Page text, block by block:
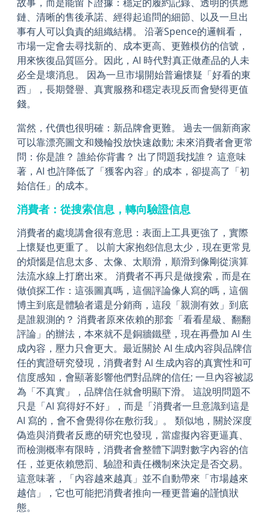
鏈、清晰的售後承諾、經得起追問的細節、以及一旦出
事有人可以負責的組織結構。 沿著Spence的邏輯看，
市場一定會去尋找新的、成本更高、更難模仿的信號，
用來恢復品質區分。因此，AI 時代對真正做產品的人未
必全是壞消息。 因為一旦市場開始普遍懷疑「好看的東
西」，長期聲譽、真實服務和穩定表現反而會變得更值
錢。
當然，代價也很明確：新品牌會更難。 過去一個新商家
可以靠漂亮圖文和幾輪投放快速啟動; 未來消費者會更常
問：你是誰？ 誰給你背書？ 出了問題我找誰？ 這意味
著，AI 也許降低了「獲客內容」的成本，卻提高了「初
始信任」的成本。
消費者：從搜索信息，轉向驗證信息
消費者的處境講會很有意思：表面上工具更強了，實際
上懷疑也更重了。 以前大家抱怨信息太少，現在更常見
的煩惱是信息太多、太像、太順滑，順滑到像剛從演算
法流水線上打磨出來。 消費者不再只是做搜索，而是在
做偵探工作：這張圖真嗎，這個評論像人寫的嗎，這個
博主到底是體驗者還是分銷商，這段「親測有效」到底
是誰親測的？ 消費者原來依賴的那套「看看星級、翻翻
評論」的辦法，本來就不是銅牆鐵壁，現在再疊加 AI 生
成內容，壓力只會更大。最近關於 AI 生成內容與品牌信
任的實證研究發現，消費者對 AI 生成內容的真實性和可
信度感知，會顯著影響他們對品牌的信任; 一旦內容被認
為「不真實」，品牌信任就會明顯下滑。 這說明問題不
只是「AI 寫得好不好」，而是「消費者一旦意識到這是
AI 寫的，會不會覺得你在敷衍我」。 類似地，關於深度
偽造與消費者反應的研究也發現，當虛擬內容更逼真、
而檢測概率有限時，消費者會整體下調對數字內容的信
任，並更依賴懲罰、驗證和責任機制來決定是否交易。
這意味著，「內容越來越真」並不自動帶來「市場越來
越信」，它也可能把消費者推向一種更普遍的謹慎狀
態。